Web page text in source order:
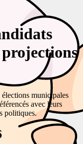
municipales
avec leurs
politiques.